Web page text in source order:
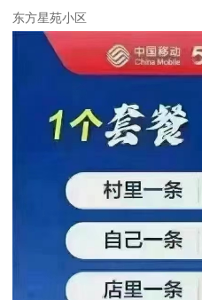
东方星苑小区